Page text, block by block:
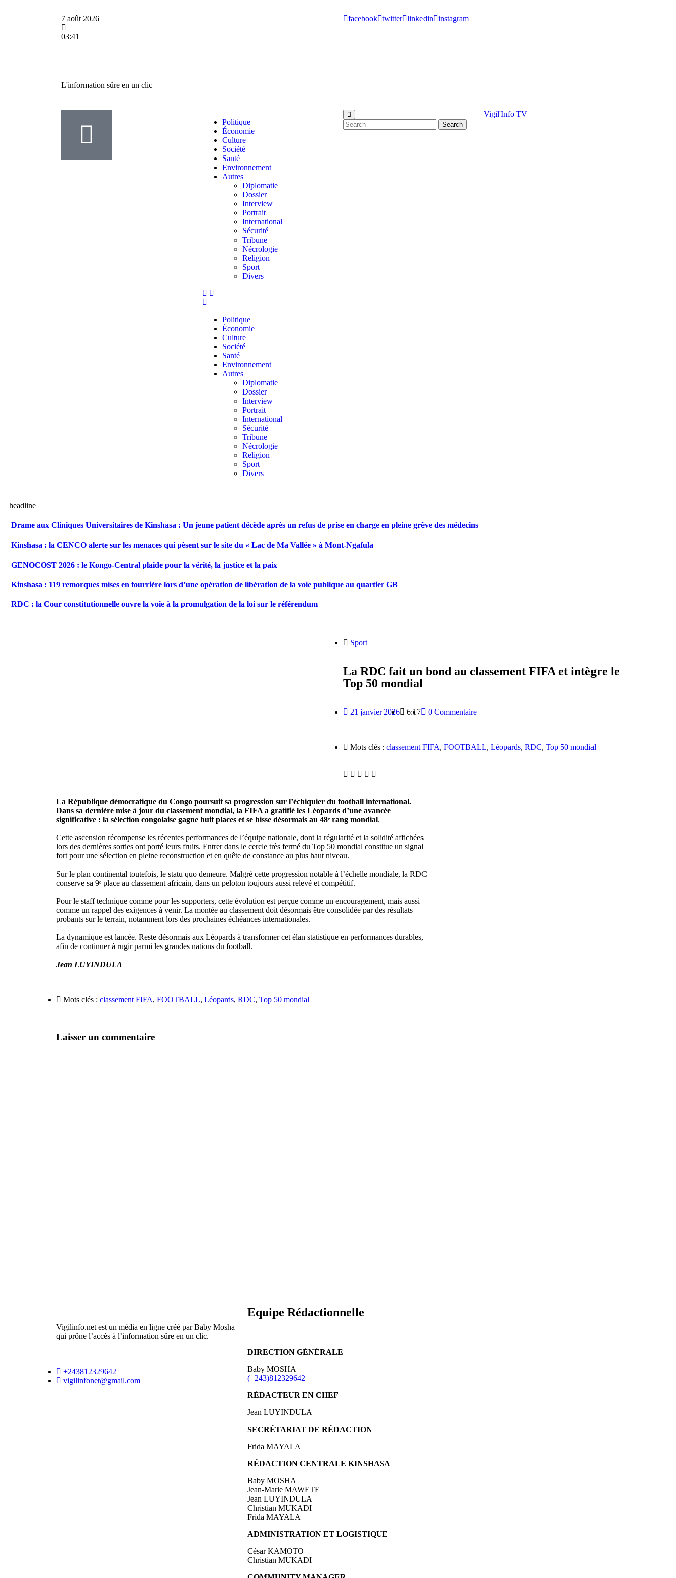
7 août 2026
03:41
facebook twitter linkedin instagram
L'information sûre en un clic
Politique
Économie
Culture
Société
Santé
Environnement
Autres
Diplomatie
Dossier
Interview
Portrait
International
Sécurité
Tribune
Nécrologie
Religion
Sport
Divers
Politique
Économie
Culture
Société
Santé
Environnement
Autres
Diplomatie
Dossier
Interview
Portrait
International
Sécurité
Tribune
Nécrologie
Religion
Sport
Divers
Search
Vigil'Info TV
headline
Drame aux Cliniques Universitaires de Kinshasa : Un jeune patient décède après un refus de prise en charge en pleine grève des médecins
Kinshasa : la CENCO alerte sur les menaces qui pèsent sur le site du « Lac de Ma Vallée » à Mont-Ngafula
GENOCOST 2026 : le Kongo-Central plaide pour la vérité, la justice et la paix
Kinshasa : 119 remorques mises en fourrière lors d’une opération de libération de la voie publique au quartier GB
RDC : la Cour constitutionnelle ouvre la voie à la promulgation de la loi sur le référendum
Sport
La RDC fait un bond au classement FIFA et intègre le
Top 50 mondial
21 janvier 2026 6:17 0 Commentaire
Mots clés : classement FIFA, FOOTBALL, Léopards, RDC, Top 50 mondial
La République démocratique du Congo poursuit sa progression sur l’échiquier du football international.
Dans sa dernière mise à jour du classement mondial, la FIFA a gratifié les Léopards d’une avancée
significative : la sélection congolaise gagne huit places et se hisse désormais au 48ᵉ rang mondial.
Cette ascension récompense les récentes performances de l’équipe nationale, dont la régularité et la solidité affichées
lors des dernières sorties ont porté leurs fruits. Entrer dans le cercle très fermé du Top 50 mondial constitue un signal
fort pour une sélection en pleine reconstruction et en quête de constance au plus haut niveau.
Sur le plan continental toutefois, le statu quo demeure. Malgré cette progression notable à l’échelle mondiale, la RDC
conserve sa 9ᵉ place au classement africain, dans un peloton toujours aussi relevé et compétitif.
Pour le staff technique comme pour les supporters, cette évolution est perçue comme un encouragement, mais aussi
comme un rappel des exigences à venir. La montée au classement doit désormais être consolidée par des résultats
probants sur le terrain, notamment lors des prochaines échéances internationales.
La dynamique est lancée. Reste désormais aux Léopards à transformer cet élan statistique en performances durables,
afin de continuer à rugir parmi les grandes nations du football.
Jean LUYINDULA
Mots clés : classement FIFA, FOOTBALL, Léopards, RDC, Top 50 mondial
Laisser un commentaire
Vigilinfo.net est un média en ligne créé par Baby Mosha
qui prône l’accès à l’information sûre en un clic.
+243812329642
vigilinfonet@gmail.com
Equipe Rédactionnelle
DIRECTION GÉNÉRALE
Baby MOSHA
(+243)812329642
RÉDACTEUR EN CHEF
Jean LUYINDULA
SECRÉTARIAT DE RÉDACTION
Frida MAYALA
RÉDACTION CENTRALE KINSHASA
Baby MOSHA
Jean-Marie MAWETE
Jean LUYINDULA
Christian MUKADI
Frida MAYALA
ADMINISTRATION ET LOGISTIQUE
César KAMOTO
Christian MUKADI